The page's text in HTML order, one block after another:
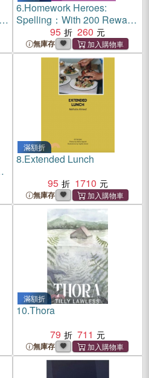
6.Homework Heroes:
Spelling：With 200 Reward
Stickers95 260
無庫存
滿額折
8.Extended Lunch
95
1710
無庫存
滿額折
10.Thora
79
711
無庫存